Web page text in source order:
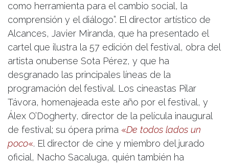
como herramienta para el cambio social, la
comprensión y el diálogo”. El director artístico de
Alcances, Javier Miranda, que ha presentado el
cartel que ilustra la 57 edición del festival, obra del
artista onubense Sota Pérez, y que ha
desgranado las principales líneas de la
programación del festival. Los cineastas Pilar
Távora, homenajeada este año por el festival, y
Álex O’Dogherty, director de la película inaugural
de festival; su ópera prima «De todos lados un
poco«. El director de cine y miembro del jurado
oficial, Nacho Sacaluga, quién también ha